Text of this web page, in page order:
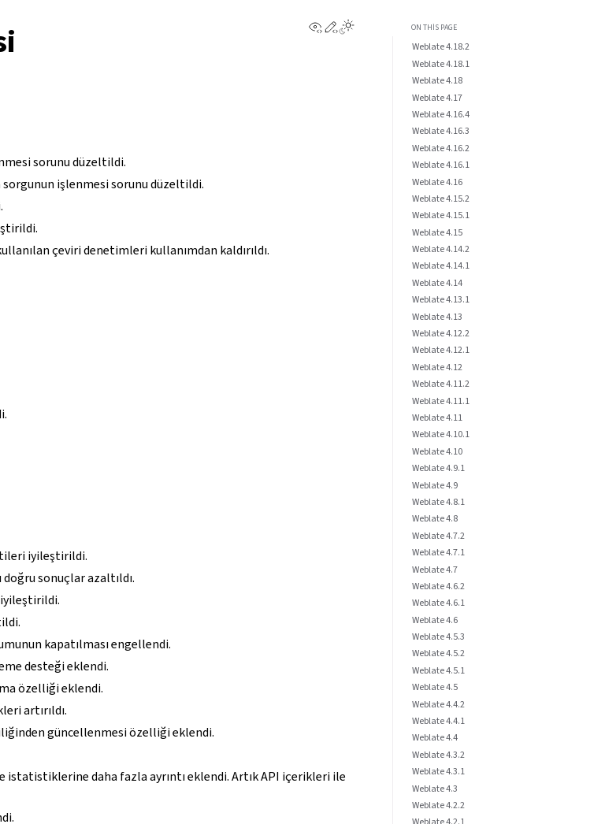
View this page
Edit this page
sorunu düzeltildi.
sorgunun işlenmesi sorunu düzeltildi.
çeviri denetimleri kullanımdan kaldırıldı.
iyileştirildi.
sonuçlar azaltıldı.
kapatılması engellendi.
desteği eklendi.
özelliği eklendi.
artırıldı.
güncellenmesi özelliği eklendi.
istatistiklerine daha fazla ayrıntı eklendi. Artık API içerikleri ile
ON THIS PAGE
Weblate 4.18.2
Weblate 4.18.1
Weblate 4.18
Weblate 4.17
Weblate 4.16.4
Weblate 4.16.3
Weblate 4.16.2
Weblate 4.16.1
Weblate 4.16
Weblate 4.15.2
Weblate 4.15.1
Weblate 4.15
Weblate 4.14.2
Weblate 4.14.1
Weblate 4.14
Weblate 4.13.1
Weblate 4.13
Weblate 4.12.2
Weblate 4.12.1
Weblate 4.12
Weblate 4.11.2
Weblate 4.11.1
Weblate 4.11
Weblate 4.10.1
Weblate 4.10
Weblate 4.9.1
Weblate 4.9
Weblate 4.8.1
Weblate 4.8
Weblate 4.7.2
Weblate 4.7.1
Weblate 4.7
Weblate 4.6.2
Weblate 4.6.1
Weblate 4.6
Weblate 4.5.3
Weblate 4.5.2
Weblate 4.5.1
Weblate 4.5
Weblate 4.4.2
Weblate 4.4.1
Weblate 4.4
Weblate 4.3.2
Weblate 4.3.1
Weblate 4.3
Weblate 4.2.2